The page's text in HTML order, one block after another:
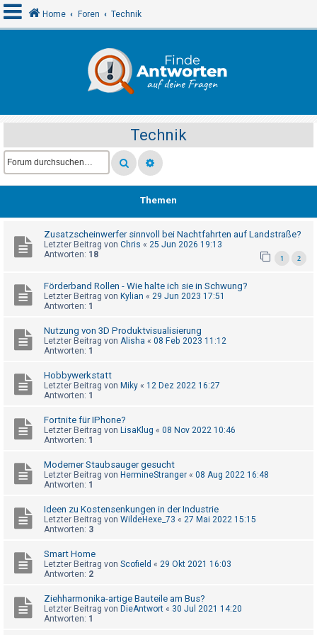
e
l
d
e
R
e
s
t
e
r
U
b
e
t
w
o
Home Foren Technik
Technik
Themen
Zusatzscheinwerfer sinnvoll bei Nachtfahrten auf Landstraße?
Letzter Beitrag von Chris « 25 Jun 2026 19:13
Antworten: 18 1 2
Förderband Rollen - Wie halte ich sie in Schwung?
Letzter Beitrag von Kylian « 29 Jun 2023 17:51
Antworten: 1
Nutzung von 3D Produktvisualisierung
Letzter Beitrag von Alisha « 08 Feb 2023 11:12
Antworten: 1
Hobbywerkstatt
Letzter Beitrag von Miky « 12 Dez 2022 16:27
Antworten: 1
Fortnite für IPhone?
Letzter Beitrag von LisaKlug « 08 Nov 2022 10:46
Antworten: 1
Moderner Staubsauger gesucht
Letzter Beitrag von HermineStranger « 08 Aug 2022 16:48
Antworten: 1
Ideen zu Kostensenkungen in der Industrie
Letzter Beitrag von WildeHexe_73 « 27 Mai 2022 15:15
Antworten: 3
Smart Home
Letzter Beitrag von Scofield « 29 Okt 2021 16:03
Antworten: 2
Ziehharmonika-artige Bauteile am Bus?
Letzter Beitrag von DieAntwort « 30 Jul 2021 14:20
Antworten: 1